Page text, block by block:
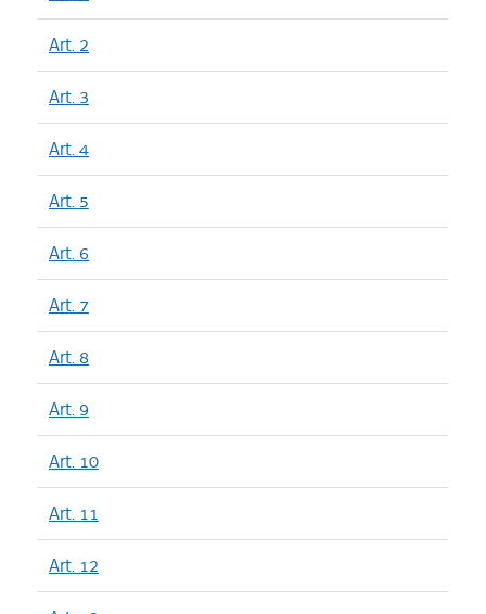
Art. 2
Art. 3
Art. 4
Art. 5
Art. 6
Art. 7
Art. 8
Art. 9
Art. 10
Art. 11
Art. 12